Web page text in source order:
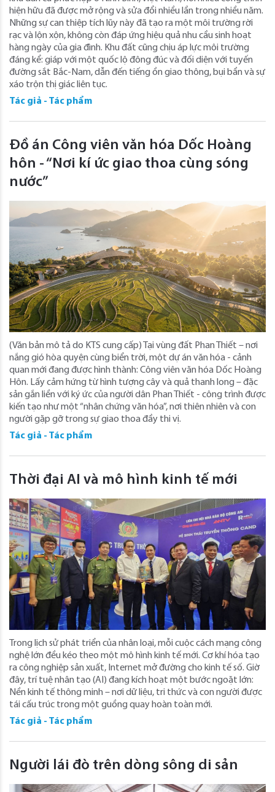
hiện hữu đã được mở rộng và sửa đổi nhiều lần trong nhiều năm.
Những sự can thiệp tích lũy này đã tạo ra một môi trường rời
rạc và lộn xộn, không còn đáp ứng hiệu quả nhu cầu sinh hoạt
hàng ngày của gia đình. Khu đất cũng chịu áp lực môi trường
đáng kể: giáp với một quốc lộ đông đúc và đối diện với tuyến
đường sắt Bắc-Nam, dẫn đến tiếng ồn giao thông, bụi bẩn và sự
xáo trộn thị giác liên tục.
Tác giả - Tác phẩm
Đồ án Công viên văn hóa Dốc Hoàng
hôn - “Nơi kí ức giao thoa cùng sóng
nước”
(Văn bản mô tả do KTS cung cấp) Tại vùng đất Phan Thiết – nơi
nắng gió hòa quyện cùng biển trời, một dự án văn hóa - cảnh
quan mới đang được hình thành: Công viên văn hóa Dốc Hoàng
Hôn. Lấy cảm hứng từ hình tượng cây và quả thanh long – đặc
sản gắn liền với ký ức của người dân Phan Thiết - công trình được
kiến tạo như một “nhân chứng văn hóa”, nơi thiên nhiên và con
người gặp gỡ trong sự giao thoa đầy thi vị.
Tác giả - Tác phẩm
Thời đại AI và mô hình kinh tế mới
Trong lịch sử phát triển của nhân loại, mỗi cuộc cách mạng công
nghệ lớn đều kéo theo một mô hình kinh tế mới. Cơ khí hóa tạo
ra công nghiệp sản xuất, Internet mở đường cho kinh tế số. Giờ
đây, trí tuệ nhân tạo (AI) đang kích hoạt một bước ngoặt lớn:
Nền kinh tế thông minh – nơi dữ liệu, tri thức và con người được
tái cấu trúc trong một guồng quay hoàn toàn mới.
Tác giả - Tác phẩm
Người lái đò trên dòng sông di sản